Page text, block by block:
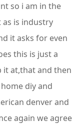
so i am in the
is industry
it asks for even
this is just a
it at,that and then
diy and
denver and
again we agree